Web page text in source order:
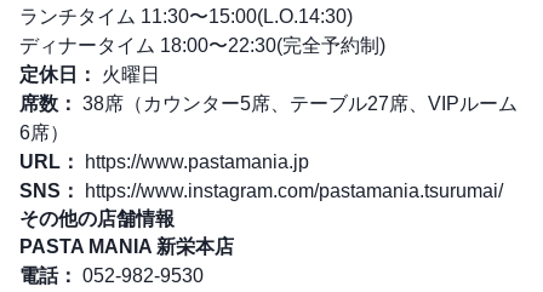
ランチタイム 11:30〜15:00(L.O.14:30)
ディナータイム 18:00〜22:30(完全予約制)
定休日：
火曜日
席数： 38席（カウンター5席、テーブル27席、VIPルーム
6席）
URL：
https://www.pastamania.jp
SNS：
https://www.instagram.com/pastamania.tsurumai/
その他の店舗情報
PASTA MANIA 新栄本店
電話： 052-982-9530